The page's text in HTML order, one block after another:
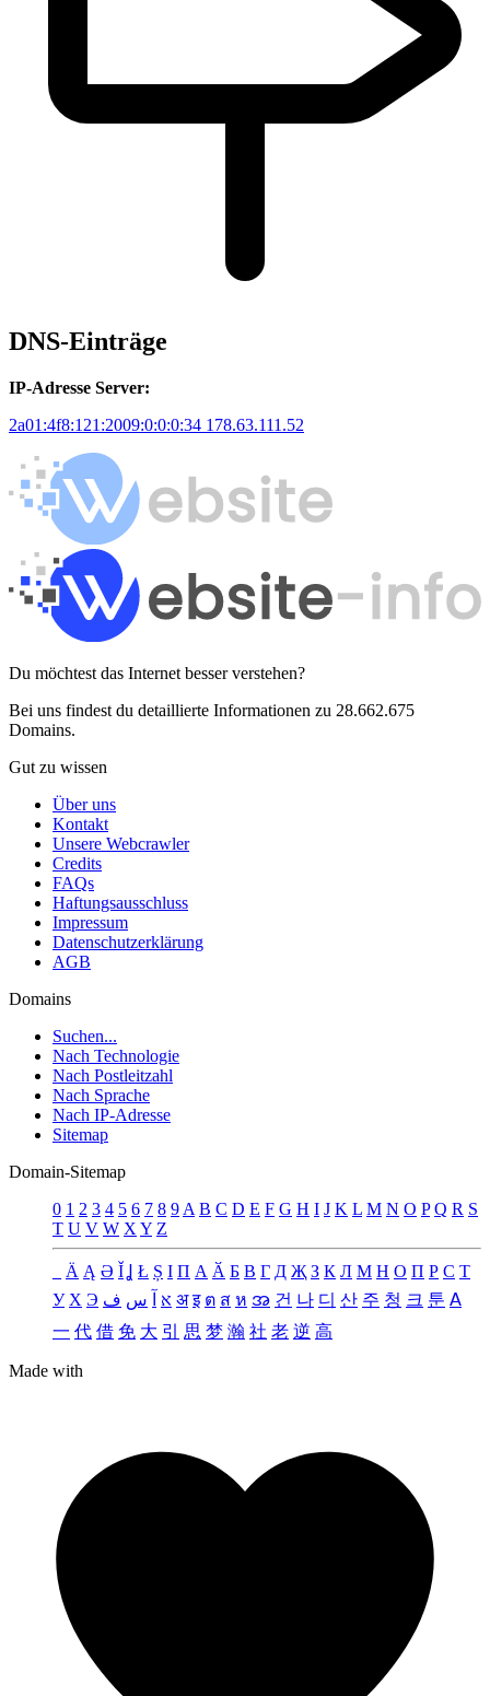
DNS-Einträge
IP-Adresse Server:
2a01:4f8:121:2009:0:0:0:34 178.63.111.52
Du möchtest das Internet besser verstehen?
Bei uns findest du detaillierte Informationen zu 28.662.675
Domains.
Gut zu wissen
Über uns
Kontakt
Unsere Webcrawler
Credits
FAQs
Haftungsausschluss
Impressum
Datenschutzerklärung
AGB
Domains
Suchen...
Nach Technologie
Nach Postleitzahl
Nach Sprache
Nach IP-Adresse
Sitemap
Domain-Sitemap
0 1 2 3 4 5 6 7 8 9 A B C D E F G H I J K L M N O P Q R S
T U V W X Y Z
Ä Ą Ə Ǐ Ʝ Ł Ș Ι Π А Ӑ Б В Г Д Җ З К Л М Н О П Р С Т
У Х Э א س ف अ इ ต ส ห အ 건 나 디 산 주 청 크 툰 ꓮ
一 代 借 免 大 引 思 梦 瀚 社 老 逆 高
Made with